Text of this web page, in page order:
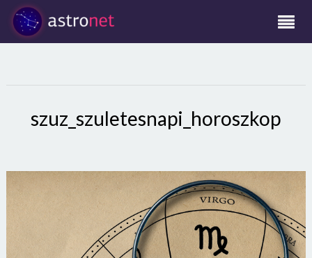
szuz_szuletesnapi_horoszkop